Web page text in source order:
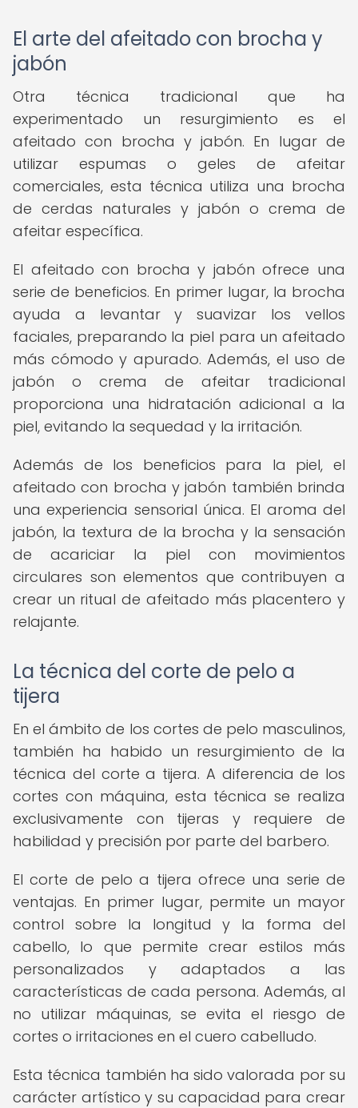
El arte del afeitado con brocha y
jabón
Otra técnica tradicional que ha
experimentado un resurgimiento es el
afeitado con brocha y jabón. En lugar de
utilizar espumas o geles de afeitar
comerciales, esta técnica utiliza una brocha
de cerdas naturales y jabón o crema de
afeitar específica.
El afeitado con brocha y jabón ofrece una
serie de beneficios. En primer lugar, la brocha
ayuda a levantar y suavizar los vellos
faciales, preparando la piel para un afeitado
más cómodo y apurado. Además, el uso de
jabón o crema de afeitar tradicional
proporciona una hidratación adicional a la
piel, evitando la sequedad y la irritación.
Además de los beneficios para la piel, el
afeitado con brocha y jabón también brinda
una experiencia sensorial única. El aroma del
jabón, la textura de la brocha y la sensación
de acariciar la piel con movimientos
circulares son elementos que contribuyen a
crear un ritual de afeitado más placentero y
relajante.
La técnica del corte de pelo a
tijera
En el ámbito de los cortes de pelo masculinos,
también ha habido un resurgimiento de la
técnica del corte a tijera. A diferencia de los
cortes con máquina, esta técnica se realiza
exclusivamente con tijeras y requiere de
habilidad y precisión por parte del barbero.
El corte de pelo a tijera ofrece una serie de
ventajas. En primer lugar, permite un mayor
control sobre la longitud y la forma del
cabello, lo que permite crear estilos más
personalizados y adaptados a las
características de cada persona. Además, al
no utilizar máquinas, se evita el riesgo de
cortes o irritaciones en el cuero cabelludo.
Esta técnica también ha sido valorada por su
carácter artístico y su capacidad para crear